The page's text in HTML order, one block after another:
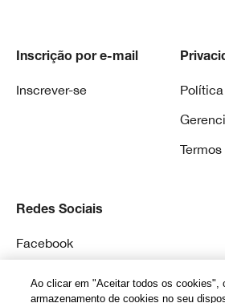
Inscrição por e-mail
Inscrever-se
Redes Sociais
Facebook
Ao clicar em "Aceitar todos os cookies",
armazenamento de cookies no seu